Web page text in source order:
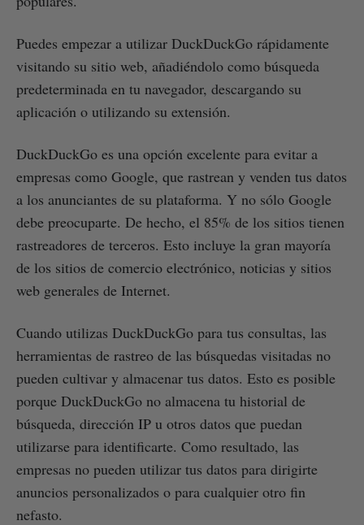
Puedes empezar a utilizar DuckDuckGo rápidamente
visitando su sitio web, añadiéndolo como búsqueda
predeterminada en tu navegador, descargando su
aplicación o utilizando su extensión.
DuckDuckGo es una opción excelente para evitar a
empresas como Google, que rastrean y venden tus datos
a los anunciantes de su plataforma. Y no sólo Google
debe preocuparte. De hecho, el 85% de los sitios tienen
rastreadores de terceros. Esto incluye la gran mayoría
de los sitios de comercio electrónico, noticias y sitios
web generales de Internet.
Cuando utilizas DuckDuckGo para tus consultas, las
herramientas de rastreo de las búsquedas visitadas no
pueden cultivar y almacenar tus datos. Esto es posible
porque DuckDuckGo no almacena tu historial de
búsqueda, dirección IP u otros datos que puedan
utilizarse para identificarte. Como resultado, las
empresas no pueden utilizar tus datos para dirigirte
anuncios personalizados o para cualquier otro fin
nefasto.